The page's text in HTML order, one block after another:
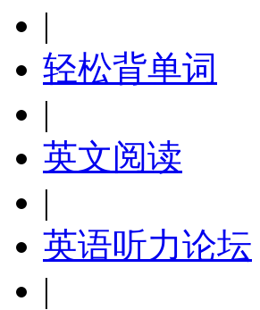
|
轻松背单词
|
英文阅读
|
英语听力论坛
|